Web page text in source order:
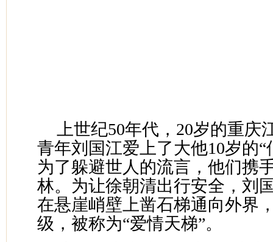
上世纪50年代，20岁的重庆
青年刘国江爱上了大他10岁的“
为了躲避世人的流言，他们携
林。为让徐朝清出行安全，刘
在悬崖峭壁上凿石梯通向外界
级，被称为“爱情天梯”。